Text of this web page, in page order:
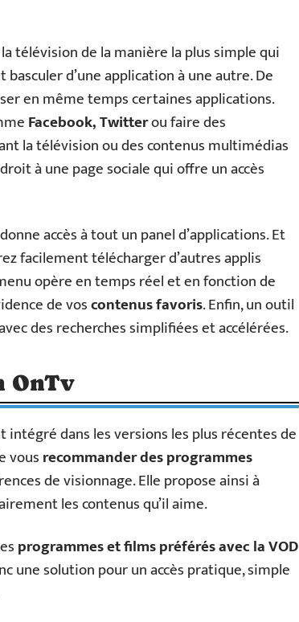
télévision de la manière la plus simple qui
d’une application à une autre. De
en même temps certaines applications.
Facebook, Twitterou faire des
la télévision ou des contenus multimédias
à une page sociale qui offre un accès
accès à tout un panel d’applications. Et
facilement télécharger d’autres applis
opère en temps réel et en fonction de
de voscontenus favoris. Enfin, un outil
des recherches simplifiées et accélérées.
OnTv
dans les versions les plus récentes de
vousrecommander des programmes
de visionnage. Elle propose ainsi à
les contenus qu’il aime.
programmes et films préférés avec la VOD
une solution pour un accès pratique, simple